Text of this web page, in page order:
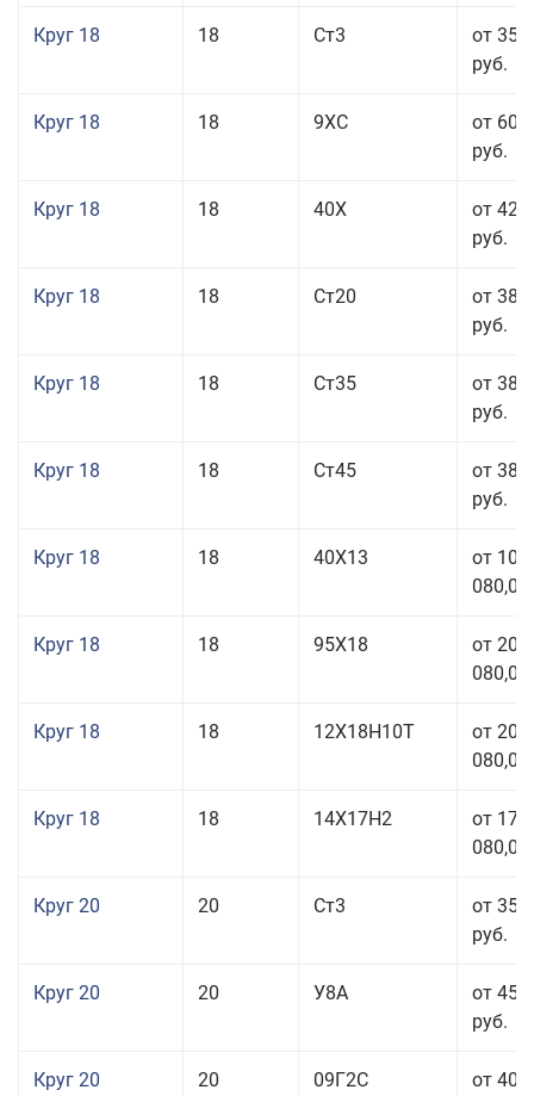
Круг 18 18 Ст3
от 35
руб.
Круг 18 18 9ХС
от 60
руб.
Круг 18 18 40Х
от 42
руб.
Круг 18 18 Ст20
от 38
руб.
Круг 18 18 Ст35
от 38
руб.
Круг 18 18 Ст45
от 38
руб.
Круг 18 18 40Х13
от 103
080,00
Круг 18 18 95Х18
от 208
080,00
Круг 18 18 12Х18Н10Т
от 209
080,00
Круг 18 18 14Х17Н2
от 175
080,00
Круг 20 20 Ст3
от 35
руб.
Круг 20 20 У8А
от 45
руб.
Круг 20 20 09Г2С
от 40